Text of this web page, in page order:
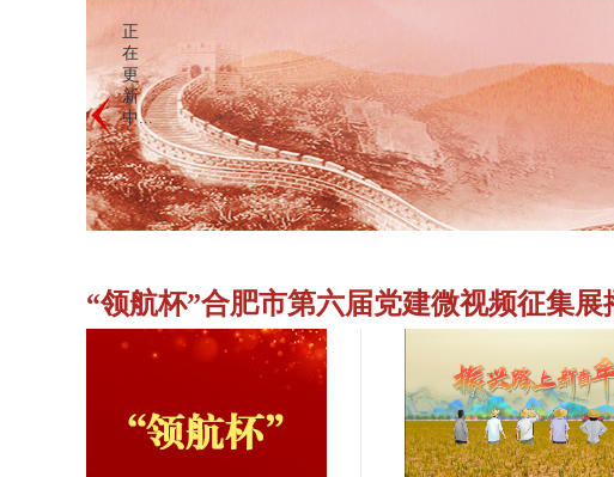
正
在
更
新
中...
“领航杯”合肥市第六届党建微视频征集展